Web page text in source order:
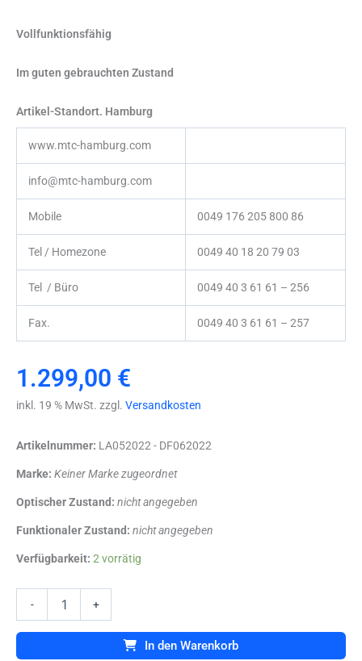
Vollfunktionsfähig
Im guten gebrauchten Zustand
Artikel-Standort. Hamburg
www.mtc-hamburg.com
info@mtc-hamburg.com
Mobile 0049 176 205 800 86
Tel / Homezone 0049 40 18 20 79 03
Tel / Büro 0049 40 3 61 61 – 256
Fax. 0049 40 3 61 61 – 257
1.299,00 €
inkl. 19 % MwSt. zzgl. Versandkosten
Artikelnummer: LA052022 - DF062022
Marke: Keiner Marke zugeordnet
Optischer Zustand: nicht angegeben
Funktionaler Zustand: nicht angegeben
Verfügbarkeit: 2 vorrätig
-
Storz
20
20133120
Xenon
300
+
In den Warenkorb